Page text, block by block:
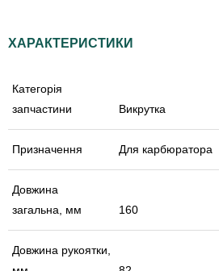
ХАРАКТЕРИСТИКИ
Категорія
запчастини
Викрутка
Призначення Для карбюратора
Довжина
загальна, мм
160
Довжина рукоятки,